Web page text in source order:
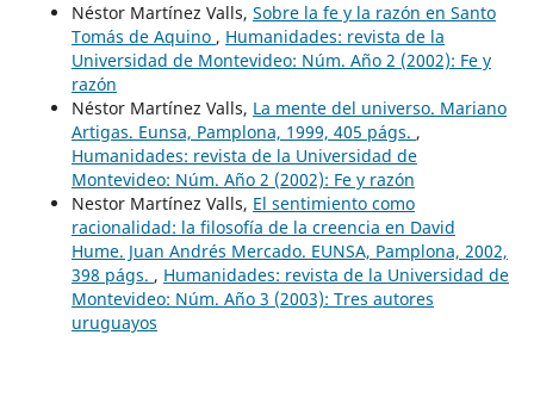
Néstor Martínez Valls, Sobre la fe y la razón en Santo
Tomás de Aquino , Humanidades: revista de la
Universidad de Montevideo: Núm. Año 2 (2002): Fe y
razón
Néstor Martínez Valls, La mente del universo. Mariano
Artigas. Eunsa, Pamplona, 1999, 405 págs. ,
Humanidades: revista de la Universidad de
Montevideo: Núm. Año 2 (2002): Fe y razón
Nestor Martínez Valls, El sentimiento como
racionalidad: la filosofía de la creencia en David
Hume. Juan Andrés Mercado. EUNSA, Pamplona, 2002,
398 págs. , Humanidades: revista de la Universidad de
Montevideo: Núm. Año 3 (2003): Tres autores
uruguayos